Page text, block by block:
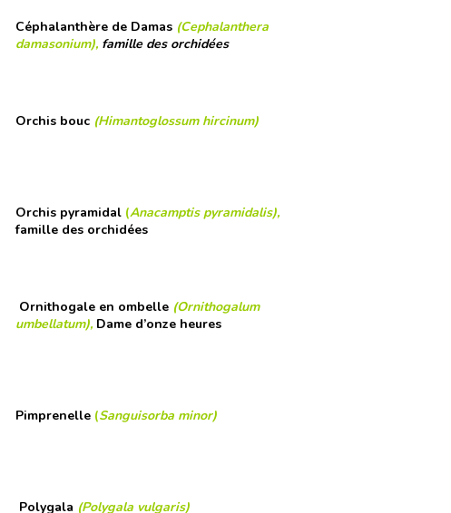
Céphalanthère de Damas (Cephalanthera
damasonium), famille des orchidées
Orchis bouc (Himantoglossum hircinum)
Orchis pyramidal(Anacamptis pyramidalis),
famille des orchidées
Ornithogale en ombelle (Ornithogalum
umbellatum), Dame d’onze heures
Pimprenelle(Sanguisorba minor)
Polygala (Polygala vulgaris)